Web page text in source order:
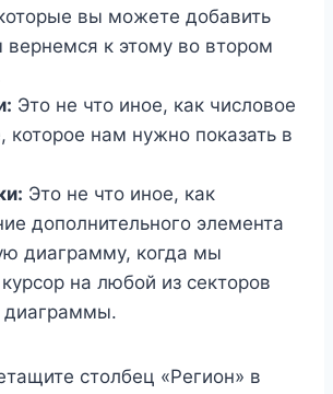
вы можете добавить
к этому во втором
Это не что иное, как числовое
которое нам нужно показать в
Это не что иное, как
дополнительного элемента
диаграмму, когда мы
на любой из секторов
диаграммы.
столбец «Регион» в